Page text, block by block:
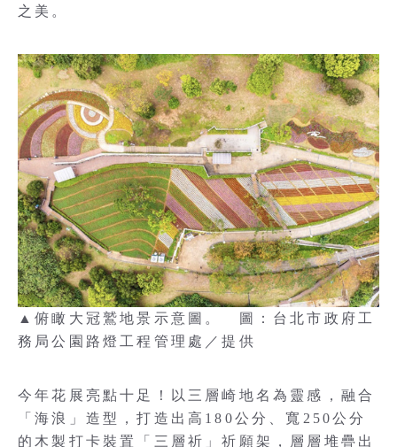
之美。
▲俯瞰大冠鷲地景示意圖。 圖：台北市政府工
務局公園路燈工程管理處／提供
今年花展亮點十足！以三層崎地名為靈感，融合
「海浪」造型，打造出高180公分、寬250公分
的木製打卡裝置「三層祈」祈願架，層層堆疊出